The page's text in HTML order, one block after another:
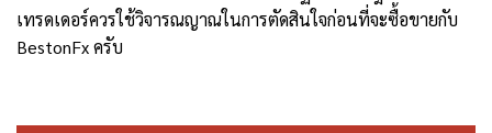
เทรดเดอร์ควรใช้วิจารณญาณในการตัดสินใจก่อนที่จะซื้อขายกับ
BestonFx ครับ